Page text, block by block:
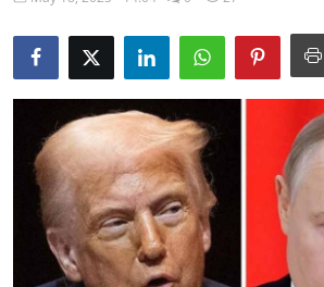
Epaper
धर्म
लाइफस्टाइल